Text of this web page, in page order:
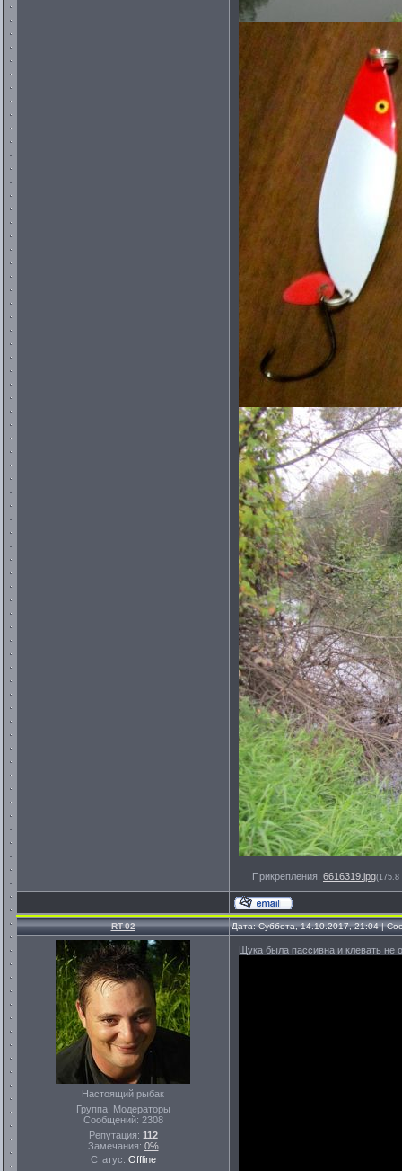
Прикрепления: 6616319.jpg(175.8
RT-02 Дата: Суббота, 14.10.2017, 21:04 |
Настоящий рыбак
Группа: Модераторы
Сообщений: 2308
Репутация: 112
Замечания: 0%
Статус: Offline
Щука была пассивна и клевать не